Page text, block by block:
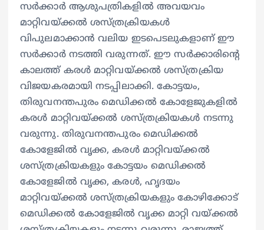
സര്‍ക്കാര്‍ ആശുപത്രികളില്‍ അവയവം
മാറ്റിവയ്ക്കല്‍ ശസ്ത്രക്രിയകള്‍
വിപുലമാക്കാന്‍ വലിയ ഇടപെടലുകളാണ് ഈ
സര്‍ക്കാര്‍ നടത്തി വരുന്നത്. ഈ സര്‍ക്കാരിന്റെ
കാലത്ത് കരള്‍ മാറ്റിവയ്ക്കല്‍ ശസ്ത്രക്രിയ
വിജയകരമായി നടപ്പിലാക്കി. കോട്ടയം,
തിരുവനന്തപുരം മെഡിക്കല്‍ കോളേജുകളില്‍
കരള്‍ മാറ്റിവയ്ക്കല്‍ ശസ്ത്രക്രിയകള്‍ നടന്നു
വരുന്നു. തിരുവനന്തപുരം മെഡിക്കല്‍
കോളേജില്‍ വൃക്ക, കരള്‍ മാറ്റിവയ്ക്കല്‍
ശസ്ത്രക്രിയകളും കോട്ടയം മെഡിക്കല്‍
കോളേജില്‍ വൃക്ക, കരള്‍, ഹൃദയം
മാറ്റിവയ്ക്കല്‍ ശസ്ത്രക്രിയകളും കോഴിക്കോട്
മെഡിക്കല്‍ കോളേജില്‍ വൃക്ക മാറ്റി വയ്ക്കല്‍